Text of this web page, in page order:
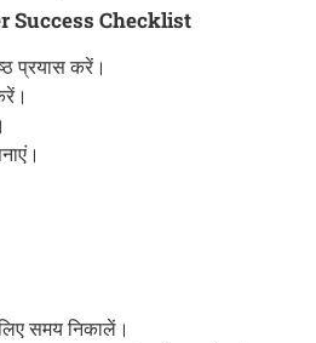
Success Checklist
प्रयास करें।
समय निकालें।